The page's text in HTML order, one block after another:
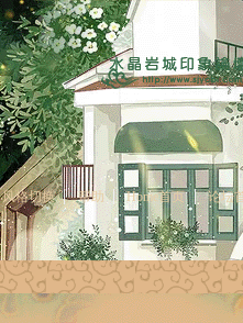
风格切换 帮助 Home首页 论坛